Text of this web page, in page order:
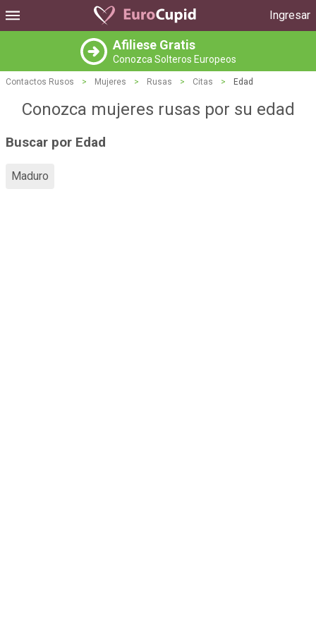
Ingresar
Afiliese Gratis
Conozca Solteros Europeos
Contactos Rusos > Mujeres > Rusas > Citas > Edad
Conozca mujeres rusas por su edad
Buscar por Edad
Maduro